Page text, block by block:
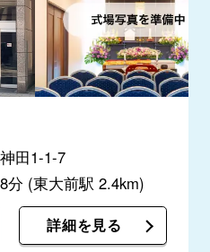
田1-1-7
分 (東大前駅 2.4km)
詳細を見る